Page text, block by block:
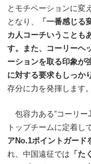
とモチベーションに変
となり、
「一番感じる
カ人コーチいうことも
す。また、コーリーヘ
ーションを取る印象が
に対する要求もしっか
存分に力を発揮します。
包容力ある“コーリー
トップチームに定着し
アNo.1ポイントガード
れ、中国遠征では 「